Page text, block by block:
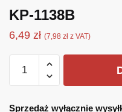
KP-1138B
6,49 zł (7,98 zł z VAT)
KP-
Sprzedaż wyłącznie